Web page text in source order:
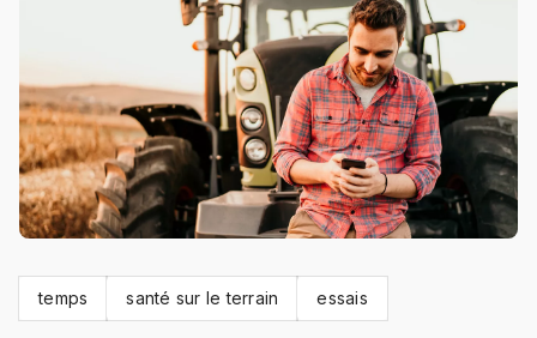
temps santé sur le terrain essais